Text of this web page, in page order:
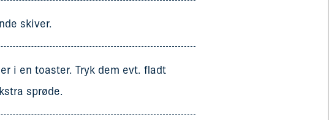
skiver.
i en toaster. Tryk dem evt. fladt
sprøde.